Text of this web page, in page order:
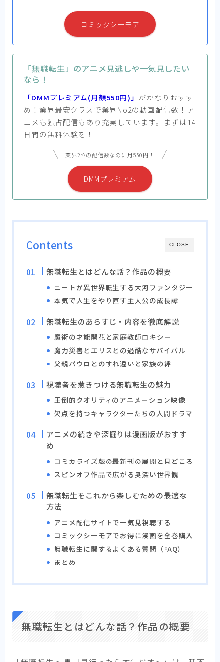
コミックシーモア
「無職転生」のアニメ見逃しや一気見したい
なら！
「DMMプレミアム(月額550円)」 がかなりおすす
め！業界最安クラスで業界No2の動画配信数！ア
ニメも独占配信もあり充実しています。まずは14
日間の無料体験を！
業界2位の配信数なのに月550円！
DMMプレミアム
CLOSE
Contents
無職転生とはどんな話？作品の概要
ニートが異世界転生する大河ファンタジー
本気で人生をやり直す主人公の成長譚
無職転生のあらすじ・内容を徹底解説
魔術の才能開花と家庭教師ロキシー
魔力災害とエリスとの過酷なサバイバル
父親パウロとのすれ違いと家族の絆
視聴者を惹きつける無職転生の魅力
圧倒的クオリティのアニメーション映像
欠点を持つキャラクターたちの人間ドラマ
アニメの続きや深掘りは漫画版がおすす
め
コミカライズ版の最新刊の展開と見どころ
スピンオフ作品で広がる奥深い世界観
無職転生をこれから楽しむための最適な
方法
アニメ配信サイトで一気見視聴する
コミックシーモアでお得に漫画を全巻購入
無職転生に関するよくある質問（FAQ）
まとめ
無職転生とはどんな話？作品の概要